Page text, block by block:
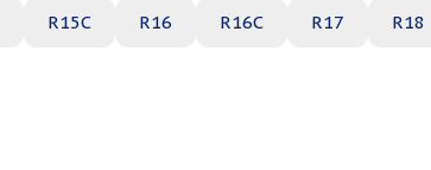
R15C R16 R16C R17 R18